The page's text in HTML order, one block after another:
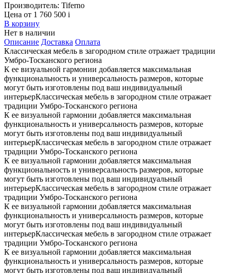
Производитель: Tiferno
Цена от 1 760 500 i
В корзину
Нет в наличии
Описание Доставка Оплата
Классическая мебель в загородном стиле отражает традиции
Умбро-Тосканского региона
К ее визуальной гармонии добавляется максимальная
функциональность и универсальность размеров, которые
могут быть изготовлены под ваш индивидуальный
интерьерКлассическая мебель в загородном стиле отражает
традиции Умбро-Тосканского региона
К ее визуальной гармонии добавляется максимальная
функциональность и универсальность размеров, которые
могут быть изготовлены под ваш индивидуальный
интерьерКлассическая мебель в загородном стиле отражает
традиции Умбро-Тосканского региона
К ее визуальной гармонии добавляется максимальная
функциональность и универсальность размеров, которые
могут быть изготовлены под ваш индивидуальный
интерьерКлассическая мебель в загородном стиле отражает
традиции Умбро-Тосканского региона
К ее визуальной гармонии добавляется максимальная
функциональность и универсальность размеров, которые
могут быть изготовлены под ваш индивидуальный
интерьерКлассическая мебель в загородном стиле отражает
традиции Умбро-Тосканского региона
К ее визуальной гармонии добавляется максимальная
функциональность и универсальность размеров, которые
могут быть изготовлены под ваш индивидуальный